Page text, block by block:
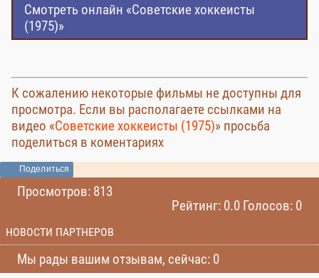
Смотреть онлайн «Советские хоккеисты
(1975)»
К сожалению некоторые фильмы не доступны для
просмотра. Если вы располагаете ссылками на
видео «Советские хоккеисты (1975)» просьба
поделиться в коментариях
Поделиться
Просмотров: 813
Рейтинг: 0.0 Голосов: 0
НОВОСТИ ПАРТНЕРОВ
Мы рады вашим отзывам, сейчас: 0